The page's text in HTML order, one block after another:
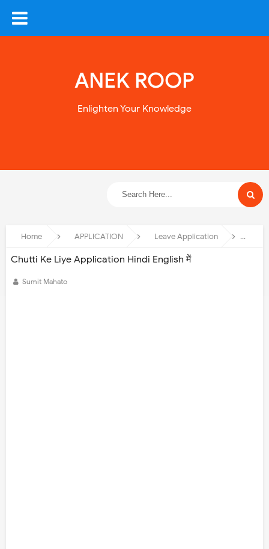
ANEK ROOP
Enlighten Your Knowledge
Home APPLICATION Leave Application
Chutti Ke Liye Application Hindi English में
Sumit Mahato